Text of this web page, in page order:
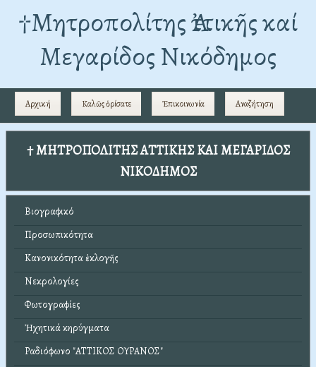
†Mητροπολίτης Ἀττικῆς καί
Μεγαρίδος Νικόδημος
Αρχική Καλῶς ὁρίσατε Ἐπικοινωνία Αναζήτηση
† ΜΗΤΡΟΠΟΛΙΤΗΣ ΑΤΤΙΚΗΣ ΚΑΙ ΜΕΓΑΡΙΔΟΣ
ΝΙΚΟΔΗΜΟΣ
Βιογραφικό
Προσωπικότητα
Κανονικότητα ἐκλογῆς
Νεκρολογίες
Φωτογραφίες
Ἠχητικά κηρύγματα
Ραδιόφωνο "ΑΤΤΙΚΟΣ ΟΥΡΑΝΟΣ"